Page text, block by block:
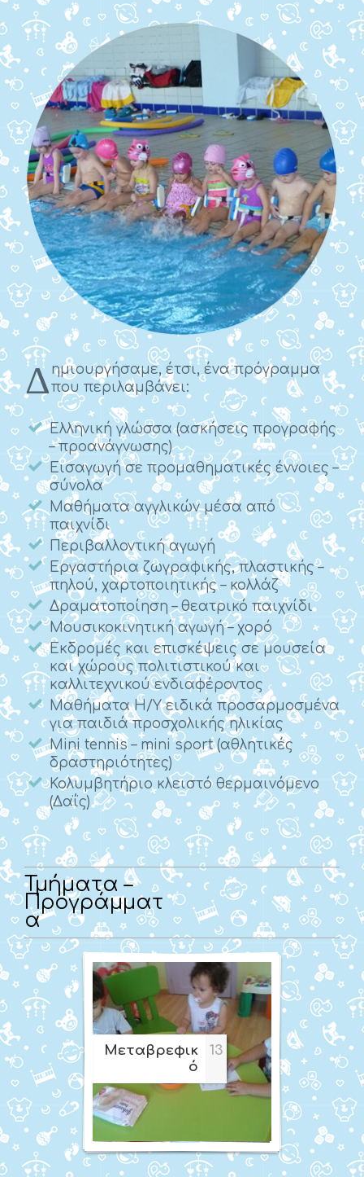
Δ ημιουργήσαμε, έτσι, ένα πρόγραμμα
που περιλαμβάνει:
Ελληνική γλώσσα (ασκήσεις προγραφής
– προανάγνωσης)
Εισαγωγή σε προμαθηματικές έννοιες –
σύνολα
Μαθήματα αγγλικών μέσα από
παιχνίδι
Περιβαλλοντική αγωγή
Εργαστήρια ζωγραφικής, πλαστικής –
πηλού, χαρτοποιητικής – κολλάζ
Δραματοποίηση – θεατρικό παιχνίδι
Μουσικοκινητική αγωγή – χορό
Εκδρομές και επισκέψεις σε μουσεία
και χώρους πολιτιστικού και
καλλιτεχνικού ενδιαφέροντος
Μαθήματα Η/Υ ειδικά προσαρμοσμένα
για παιδιά προσχολικής ηλικίας
Mini tennis – mini sport (αθλητικές
δραστηριότητες)
Κολυμβητήριο κλειστό θερμαινόμενο
(Δαΐς)
Τμήματα –
Προγράμματ
α
Μεταβρεφικ
ό
13